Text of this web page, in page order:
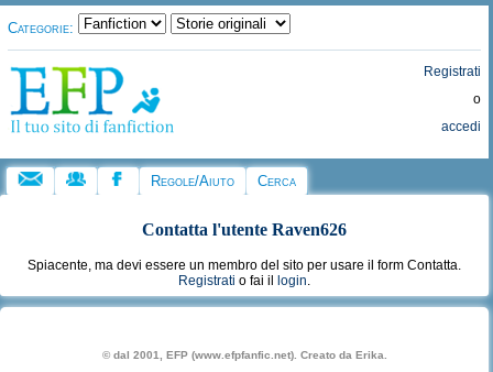
Categorie:
Registrati
o
accedi
Regole/Aiuto Cerca
Contatta l'utenteRaven626
Spiacente, ma devi essere un membro del sito per usare il form Contatta.
Registrati o fai il login.
© dal 2001, EFP (www.efpfanfic.net). Creato da Erika.